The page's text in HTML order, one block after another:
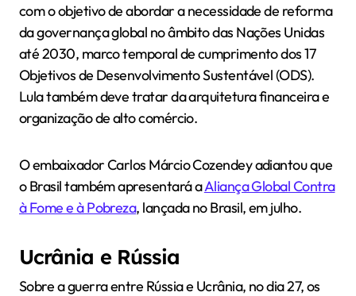
com o objetivo de abordar a necessidade de reforma
da governança global no âmbito das Nações Unidas
até 2030, marco temporal de cumprimento dos 17
Objetivos de Desenvolvimento Sustentável (ODS).
Lula também deve tratar da arquitetura financeira e
organização de alto comércio.
O embaixador Carlos Márcio Cozendey adiantou que
o Brasil também apresentará aAliança Global Contra
à Fome e à Pobreza, lançada no Brasil, em julho.
Ucrânia e Rússia
Sobre a guerra entre Rússia e Ucrânia, no dia 27, os